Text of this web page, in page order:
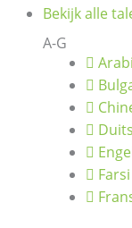
Bekijk alle
A-G